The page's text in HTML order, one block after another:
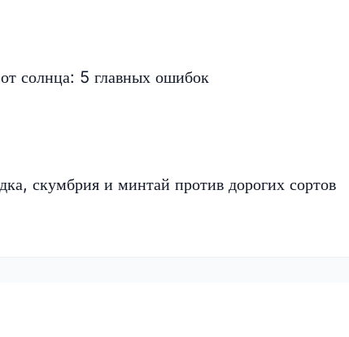
солнца: 5 главных ошибок
скумбрия и минтай против дорогих сортов